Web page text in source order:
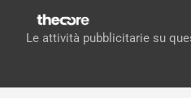
Le attività pubblicitarie su